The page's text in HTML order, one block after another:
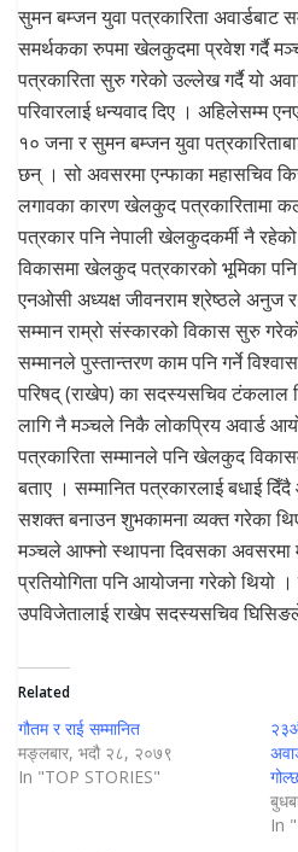
सुमन बम्जन युवा पत्रकारिता
समर्थकका रुपमा खेलकुदमा प्रवेश गर्दै
पत्रकारिता सुरु गरेको उल्लेख गर्दै यो
परिवारलाई धन्यवाद दिए । अहिलेसम्म
१० जना र सुमन बम्जन युवा
छन् । सो अवसरमा एन्फाका महासचिव
लगावका कारण खेलकुद
पत्रकार पनि नेपाली खेलकुदकर्मी नै
विकासमा खेलकुद पत्रकारको भूमिका पनि
एनओसी अध्यक्ष जीवनराम श्रेष्ठले अनुज
सम्मान राम्रो संस्कारको विकास सुरु
सम्मानले पुस्तान्तरण काम पनि गर्ने
परिषद् (राखेप) का सदस्यसचिव टंकलाल
लागि नै मञ्चले निकै लोकप्रिय अवार्ड
पत्रकारिता सम्मानले पनि खेलकुद
बताए । सम्मानित पत्रकारलाई बधाई दिँदै
सशक्त बनाउन शुभकामना व्यक्त गरेका
मञ्चले आफ्नो स्थापना दिवसका
प्रतियोगिता पनि आयोजना गरेको थियो
उपविजेतालाई राखेप सदस्यसचिव
Related
गौतम र राई सम्मानित
मङ्लबार, भदौ २८, २०७९
In "TOP STORIES"
In